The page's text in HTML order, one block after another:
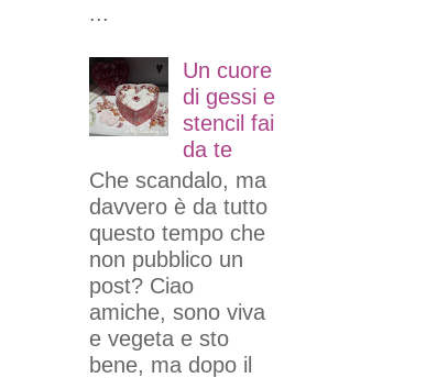
...
Un cuore
di gessi e
stencil fai
da te
Che scandalo, ma
davvero è da tutto
questo tempo che
non pubblico un
post? Ciao
amiche, sono viva
e vegeta e sto
bene, ma dopo il